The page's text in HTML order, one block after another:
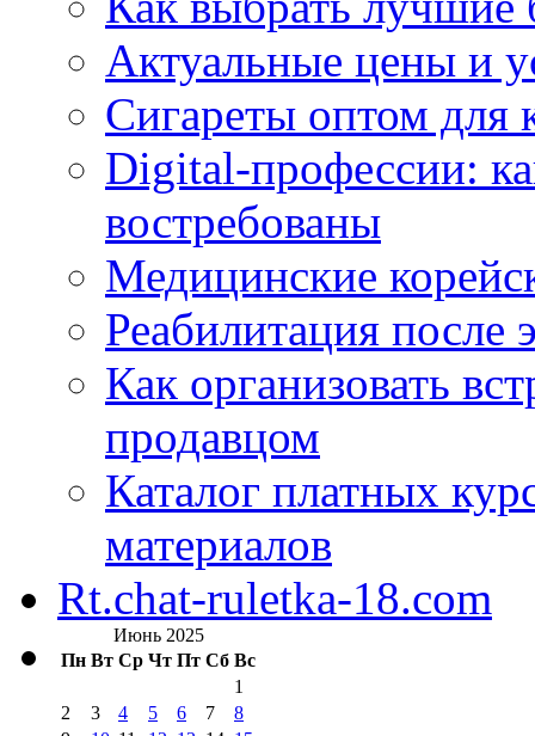
Актуальные цены и
Сигареты оптом для
Digital-профессии:
востребованы
Медицинские
Реабилитация после
Как организовать
продавцом
Каталог платных
материалов
Rt.chat-ruletka-18.com
Июнь 2025
Пн Вт Ср Чт Пт Сб Вс
1
2
3 4 5 6 7
8